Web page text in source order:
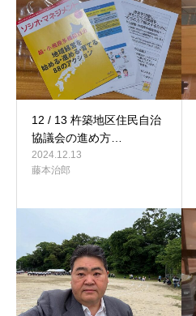
12 / 13 杵築地区住民自治
協議会の進め方…
2024.12.13
藤本治郎